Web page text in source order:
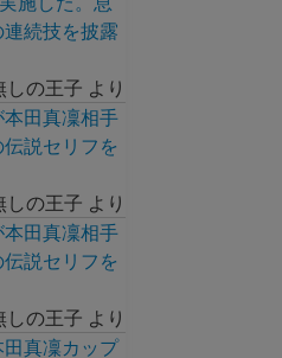
続技を披露
しの王子 より
田真凜相手
説セリフを
しの王子 より
田真凜相手
説セリフを
しの王子 より
田真凜カップ